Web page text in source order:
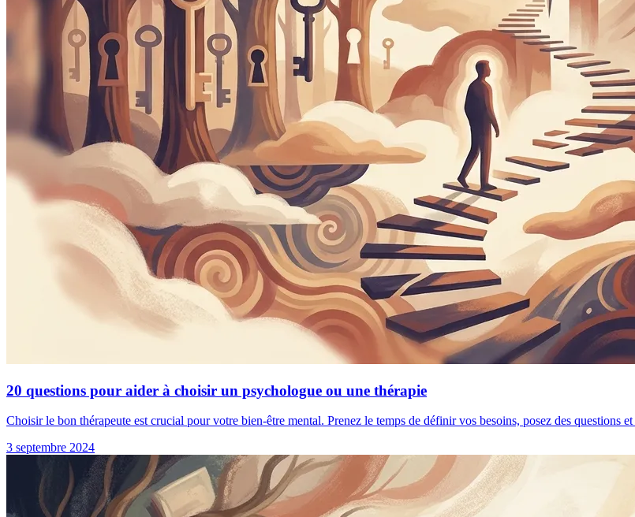
20 questions pour aider à choisir un psychologue ou une thérapie
Choisir le bon thérapeute est crucial pour votre bien-être mental. Prenez le temps de définir vos besoins, posez des questions
3 septembre 2024